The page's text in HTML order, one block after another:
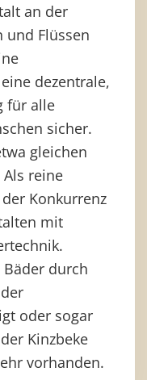
an der
und Flüssen
dezentrale,
für alle
sicher.
gleichen
reine
Konkurrenz
mit
durch
oder sogar
Kinzbeke
vorhanden.